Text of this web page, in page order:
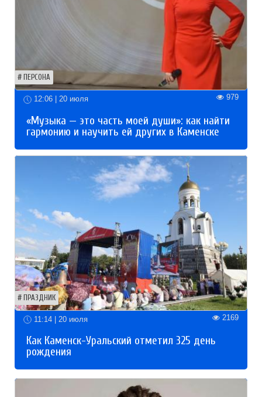
ПЕРСОНА
12:06 | 20 июля 979
«Музыка — это часть моей души»: как найти
гармонию и научить ей других в Каменске
ПРАЗДНИК
11:14 | 20 июля 2169
Как Каменск-Уральский отметил 325 день
рождения